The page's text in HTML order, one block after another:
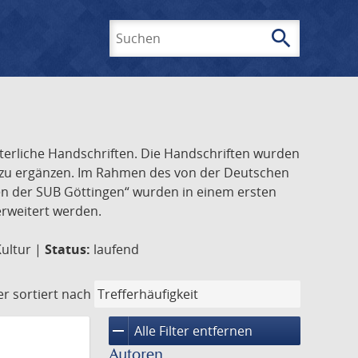
search
Handschriften. Die Handschriften wurden
ergänzen. Im Rahmen des von der Deutschen
SUB Göttingen“ wurden in einem ersten
werden.
| Status: laufend
sortiert nach
remove Alle Filter entfernen